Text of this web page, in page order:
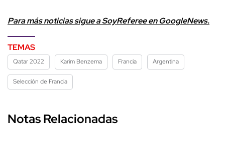
Para más noticias sigue a SoyReferee en GoogleNews.
TEMAS
Qatar 2022 Karim Benzema Francia Argentina
Selección de Francia
Notas Relacionadas